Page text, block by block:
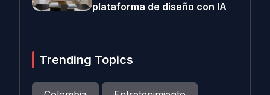
plataforma de diseño con IA
Trending Topics